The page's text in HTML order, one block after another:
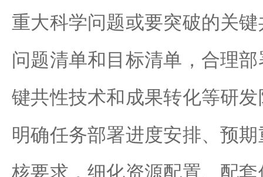
重大科学问题或要突破的关
问题清单和目标清单，合理
键共性技术和成果转化等研
明确任务部署进度安排、预
核要求，细化资源配置、配